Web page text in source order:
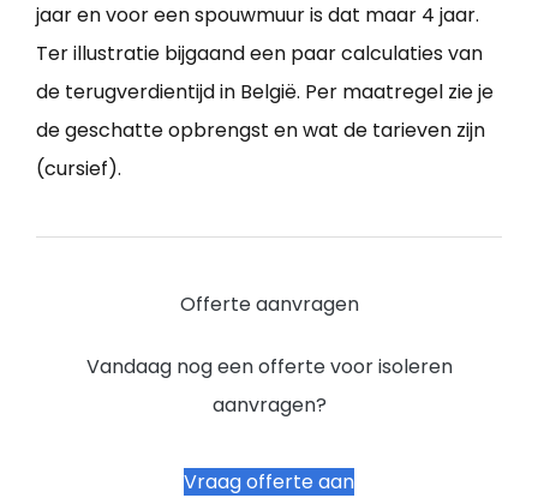
jaar en voor een spouwmuur is dat maar 4 jaar.
Ter illustratie bijgaand een paar calculaties van
de terugverdientijd in België. Per maatregel zie je
de geschatte opbrengst en wat de tarieven zijn
(cursief).
Offerte aanvragen
Vandaag nog een offerte voor isoleren
aanvragen?
Vraag offerte aan